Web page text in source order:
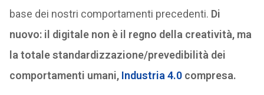
base dei nostri comportamenti precedenti. Di
nuovo: il digitale non è il regno della creatività, ma
la totale standardizzazione/prevedibilità dei
comportamenti umani, Industria 4.0compresa.